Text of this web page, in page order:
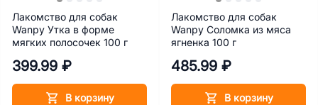
Лакомство для собак
Wanpy Утка в форме
мягких полосочек 100 г
399.99 ₽
В корзину
Лакомство для собак
Wanpy Соломка из мяса
ягненка 100 г
485.99 ₽
В корзину